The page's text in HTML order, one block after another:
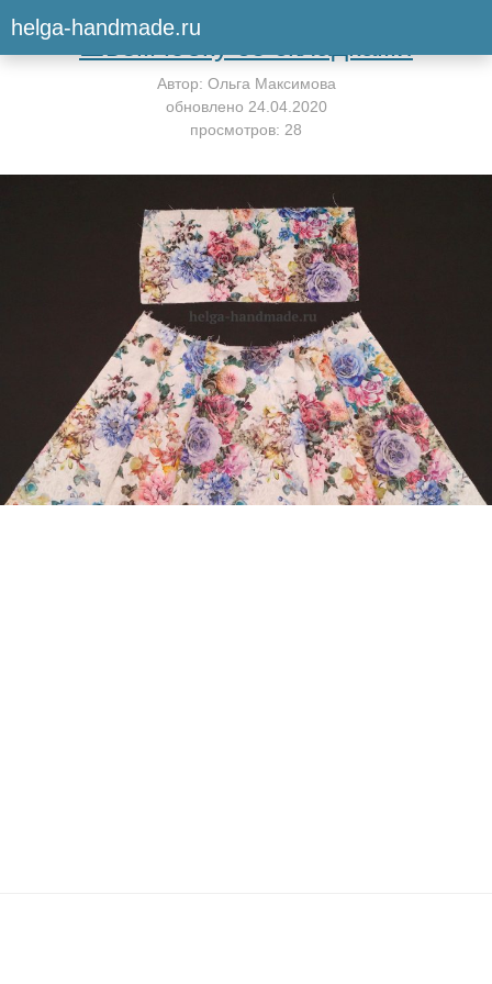
helga-handmade.ruВернуться к мастер-классу
Шьём юбку со складками
Автор: Ольга Максимова
обновлено 24.04.2020
просмотров: 28